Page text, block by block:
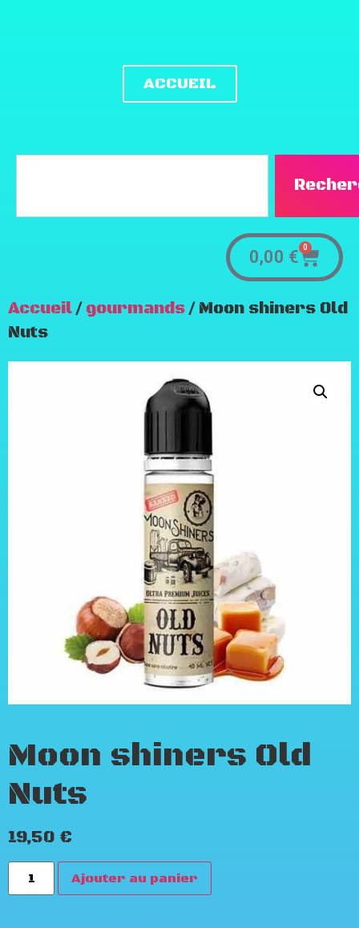
ACCUEIL
0,00 € 0
Accueil/ gourmands/ Moon shiners Old
Nuts
Moon shiners Old
Nuts
19,50 €
Ajouter au panier